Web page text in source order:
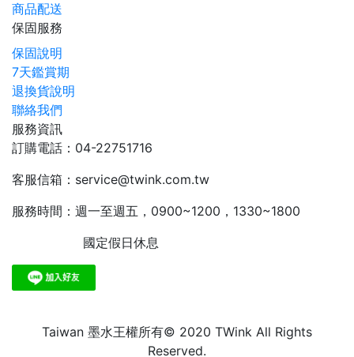
商品配送
保固服務
保固說明
7天鑑賞期
退換貨說明
聯絡我們
服務資訊
訂購電話：04-22751716
客服信箱：service@twink.com.tw
服務時間：週一至週五，0900~1200，1330~1800
國定假日休息
Taiwan 墨水王權所有© 2020 TWink All Rights
Reserved.